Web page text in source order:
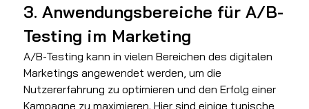
3. Anwendungsbereiche für A/B-
Testing im Marketing
A/B-Testing kann in vielen Bereichen des digitalen
Marketings angewendet werden, um die
Nutzererfahrung zu optimieren und den Erfolg einer
Kampagne zu maximieren. Hier sind einige typische